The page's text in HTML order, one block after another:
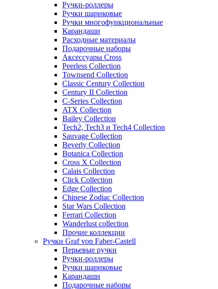
Ручки-роллеры
Ручки шариковые
Ручки многофункциональные
Карандаши
Расходные материалы
Подарочные наборы
Аксессуары Cross
Peerless Collection
Townsend Collection
Classic Century Collection
Century II Collection
C-Series Collection
ATX Collection
Bailey Collection
Tech2, Tech3 и Tech4 Collection
Sauvage Collection
Beverly Collection
Botanica Collection
Cross X Collection
Calais Collection
Click Collection
Edge Collection
Chinese Zodiac Collection
Star Wars Collection
Ferrari Collection
Wanderlust collection
Прочие коллекции
Ручки Graf von Faber-Castell
Перьевые ручки
Ручки-роллеры
Ручки шариковые
Карандаши
Подарочные наборы